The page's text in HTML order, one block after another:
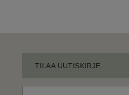
TILAA UUTISKIRJE